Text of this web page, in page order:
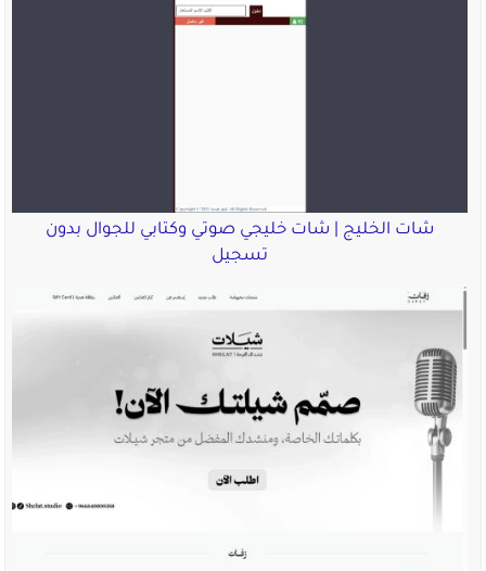
شات الخليج | شات خليجي صوتي وكتابي للجوال بدون
تسجيل